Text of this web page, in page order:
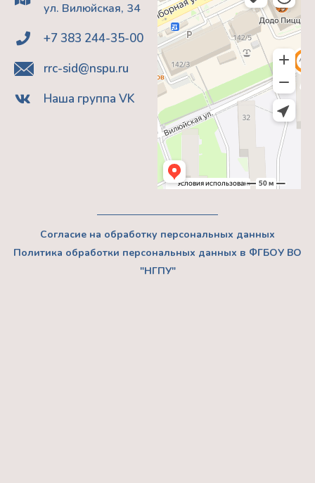
ул. Вилюйская, 34
+7 383 244-35-00
rrc-sid@nspu.ru
Наша группа VK
Согласие на обработку персональных данных
Политика обработки персональных данных в ФГБОУ ВО
"НГПУ"